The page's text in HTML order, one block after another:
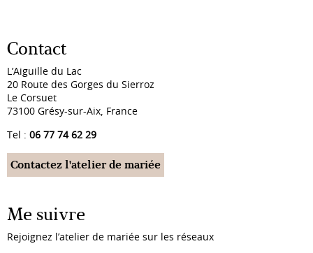
Contact
L’Aiguille du Lac
20 Route des Gorges du Sierroz
Le Corsuet
73100 Grésy-sur-Aix, France
Tel : 06 77 74 62 29
Contactez l'atelier de mariée
Me suivre
Rejoignez l’atelier de mariée sur les réseaux